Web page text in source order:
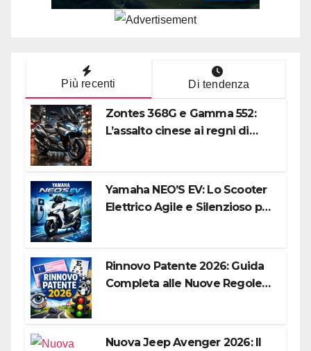
Più recenti Di tendenza
Zontes 368G e Gamma 552:
L’assalto cinese ai regni di
Yamaha NEO’S EV: Lo Scooter
Elettrico Agile e Silenzioso per
Rinnovo Patente 2026: Guida
Completa alle Nuove Regole,
Nuova Jeep Avenger 2026: Il